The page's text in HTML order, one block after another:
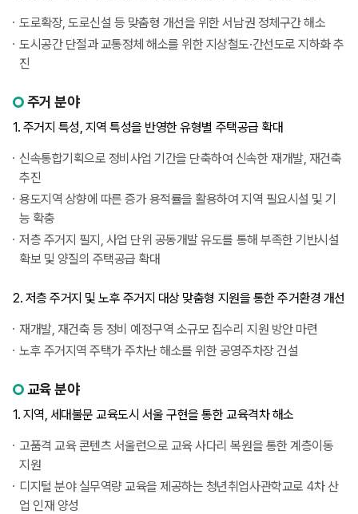
도로확장, 도로신설 등 맞춤형 개선을 위한 서남권 정체구간 해소
도시공간 단절과 교통정체 해소를 위한 지상철도·간선도로 지하화 추
진
주거 분야
1. 주거지 특성, 지역 특성을 반영한 유형별 주택공급 확대
신속통합기획으로 정비사업 기간을 단축하여 신속한 재개발, 재건축
추진
용도지역 상향에 따른 증가 용적률을 활용하여 지역 필요시설 및 기
능 확충
저층 주거지 필지, 사업 단위 공동개발 유도를 통해 부족한 기반시설
확보 및 양질의 주택공급 확대
2. 저층 주거지 및 노후 주거지 대상 맞춤형 지원을 통한 주거환경 개선
재개발, 재건축 등 정비 예정구역 소규모 집수리 지원 방안 마련
노후 주거지역 주택가 주차난 해소를 위한 공영주차장 건설
교육 분야
1. 지역, 세대불문 교육도시 서울 구현을 통한 교육격차 해소
고품격 교육 콘텐츠 서울런으로 교육 사다리 복원을 통한 계층이동
지원
디지털 분야 실무역량 교육을 제공하는 청년취업사관학교로 4차 산
업 인재 양성